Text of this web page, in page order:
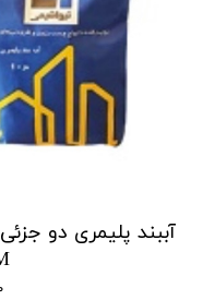
آببند پلیمری دو
۰